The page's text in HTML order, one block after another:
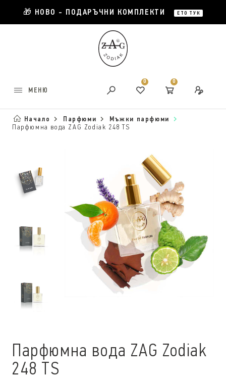
🎁 НОВО - ПОДАРЪЧНИ КОМПЛЕКТИ ЕТО ТУК
МЕНЮ
0 0
Начало Парфюми
Мъжки парфюми
Парфюмна вода ZAG Zodiak 248 TS
Парфюмна вода ZAG Zodiak
248 TS